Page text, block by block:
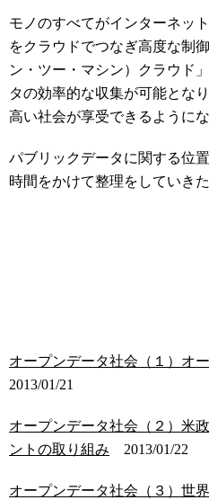
モノのすべてがインターネッ
をクラウドでつなぎ高度な制
ン・ツー・マシン）クラウド
タの効率的な収集が可能とな
高い社会が享受できるようにな
パブリックデータに関する位
時間をかけて整理をしていき
オープンデータ社会（１）オ
2013/01/21
オープンデータ社会（２）米
ントの取り組み 2013/01/22
オープンデータ社会（３）世